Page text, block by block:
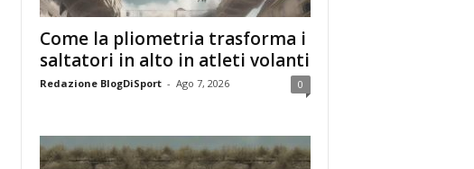
Come la pliometria trasforma i
saltatori in alto in atleti volanti
Redazione BlogDiSport - Ago 7, 2026 0